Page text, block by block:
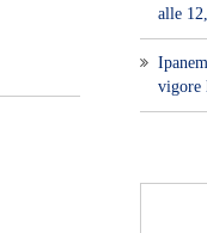
alle
vigore